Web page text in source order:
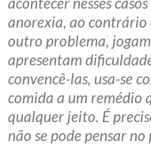
anorexia, ao contrário
outro problema,
apresentam
convencê-las, usa-se
comida a um remédio
qualquer jeito. É
não se pode pensar